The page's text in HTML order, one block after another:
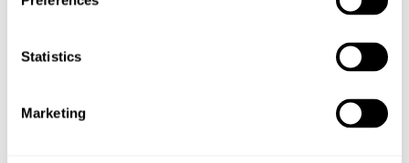
Statistics
Marketing
والتسويق وتحليل البيانات والبحوث والدراسات الاستقصائية. سيكون
لأداء هذه المهام نيابة عنا ويلتزمون بعدم الكشف عنها أو استخدامها
لأغراض أخرى.
القانون والضرر والمصلحة العامة
يجوز لنا الحفاظ على أو الكشف عن معلومات عنك للامتثال لقانون أو